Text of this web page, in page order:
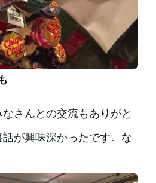
さんとの交流もありがと
が興味深かったです。な